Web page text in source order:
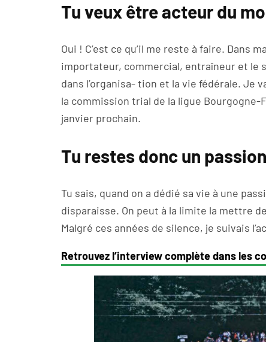
Tu veux être acteur du
Oui ! C’est ce qu’il me reste à faire. Dans
importateur, commercial, entraîneur et le
dans l’organisa- tion et la vie fédérale. Je
la commission trial de la ligue
janvier prochain.
Tu restes donc un
Tu sais, quand on a dédié sa vie à une
disparaisse. On peut à la limite la mettre
Malgré ces années de silence, je suivais
Retrouvez l’interview complète dans les